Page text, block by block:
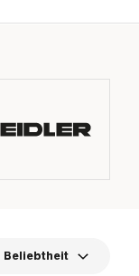
Beliebtheit